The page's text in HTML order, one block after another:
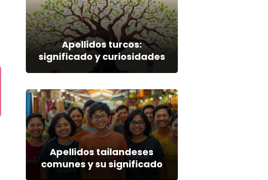
Apellidos turcos:
significado y curiosidades
Apellidos tailandeses
comunes y su significado